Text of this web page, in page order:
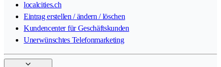
localcities.ch
Eintrag erstellen / ändern / löschen
Kundencenter für Geschäftskunden
Unerwünschtes Telefonmarketing